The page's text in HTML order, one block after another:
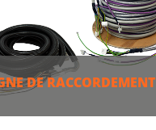
DE RACCORDEMENT